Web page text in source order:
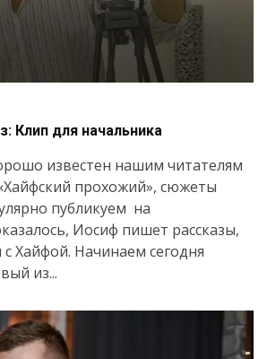
Клип для начальника
известен нашим читателям
прохожий», сюжеты
публикуем на
Иосиф пишет рассказы,
Хайфой. Начинаем сегодня
из...